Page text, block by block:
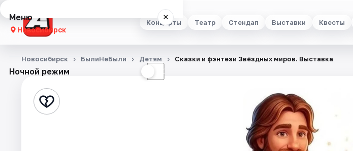
Концерты Театр Стендап Выставки Квесты
Меню ×
Новосибирск
Концерты
Стендап
Ночной режим ☾
Новосибирск БылиНеБыли Детям Сказки и фэнтези Звёздных миров. Выставка